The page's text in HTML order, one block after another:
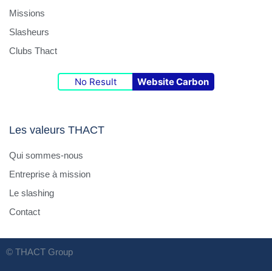
Missions
Slasheurs
Clubs Thact
No Result Website Carbon
Les valeurs THACT
Qui sommes-nous
Entreprise à mission
Le slashing
Contact
© THACT Group